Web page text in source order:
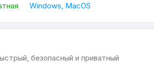
Windows, MacOS
безопасный и приватный